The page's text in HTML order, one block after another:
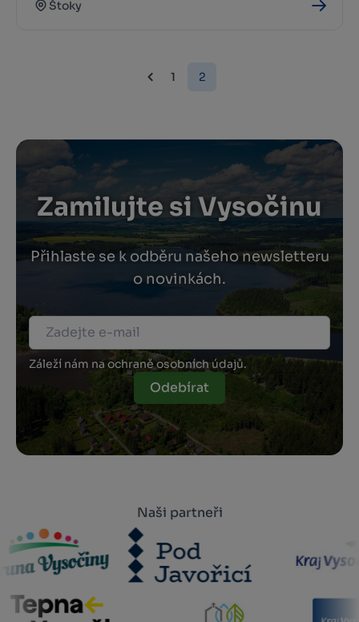
Štoky
1 2
Zamilujte si Vysočinu
Přihlaste se k odběru našeho newsletteru
o novinkách.
Záleží nám na ochraně osobních údajů.
Odebírat
Naši partneři